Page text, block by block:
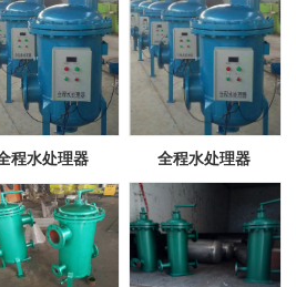
程水处理器
全程水处理器